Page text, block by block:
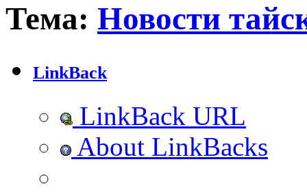
Тема: Новости
LinkBack
LinkBack URL
About LinkBacks